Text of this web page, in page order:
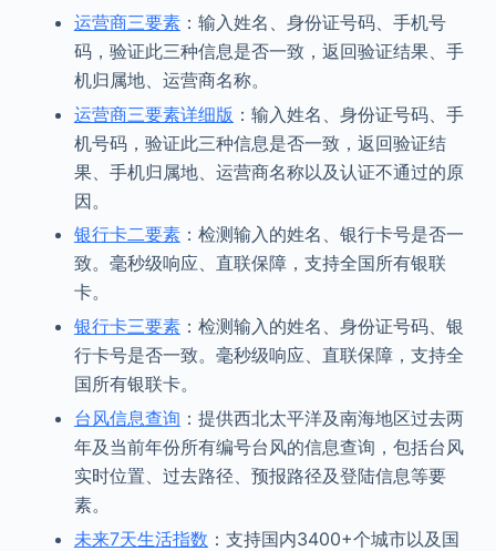
运营商三要素：输入姓名、身份证号码、手机号
码，验证此三种信息是否一致，返回验证结果、手
机归属地、运营商名称。
运营商三要素详细版 ：输入姓名、身份证号码、手
机号码，验证此三种信息是否一致，返回验证结
果、手机归属地、运营商名称以及认证不通过的原
因。
银行卡二要素：检测输入的姓名、银行卡号是否一
致。毫秒级响应、直联保障，支持全国所有银联
卡。
银行卡三要素：检测输入的姓名、身份证号码、银
行卡号是否一致。毫秒级响应、直联保障，支持全
国所有银联卡。
台风信息查询 ：提供西北太平洋及南海地区过去两
年及当前年份所有编号台风的信息查询，包括台风
实时位置、过去路径、预报路径及登陆信息等要
素。
未来7天生活指数 ：支持国内3400+个城市以及国